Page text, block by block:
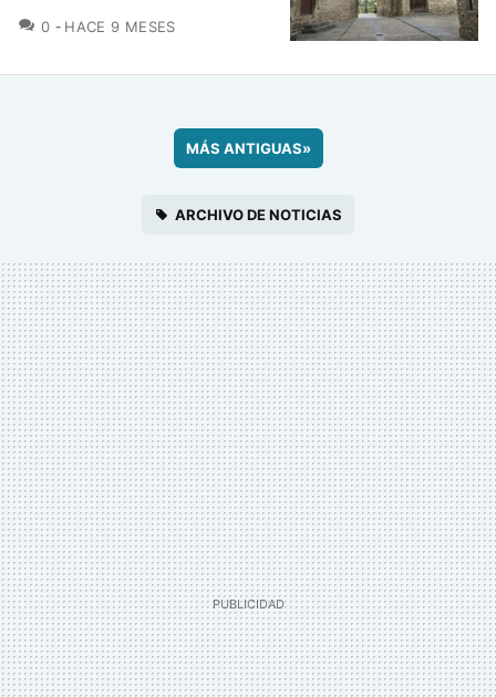
0 COMENTARIOS
HACE 9 MESES
MÁS ANTIGUAS»
ARCHIVO DE NOTICIAS